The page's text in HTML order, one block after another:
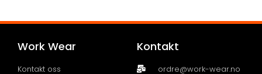
Work Wear
Kontakt oss
Kontakt
ordre@work-wear.no